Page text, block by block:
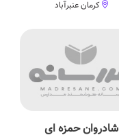
کرمان عنبرآباد
شادروان حمزه ای